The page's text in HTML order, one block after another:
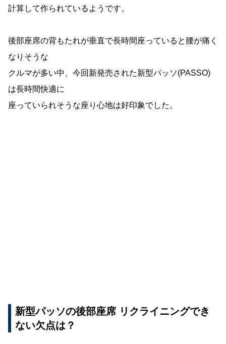
計算して作られているようです。
後部座席の背もたれが垂直で長時間座っていると腰が痛く
なりそうな
クルマが多い中、今回新発売された新型パッソ(PASSO)
は長時間快適に
座っていられそうな座り心地は好印象でした。
新型パッソの後部座席 リクライニングでき
ない欠点は？